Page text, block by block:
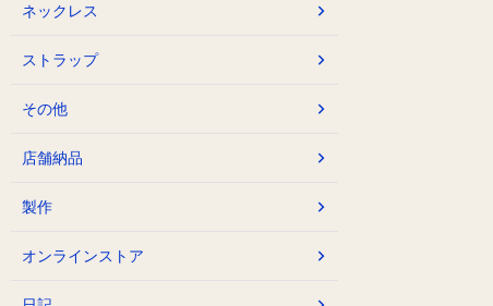
ネックレス
ストラップ
その他
店舗納品
製作
オンラインストア